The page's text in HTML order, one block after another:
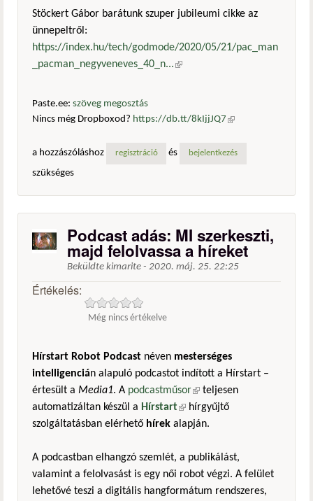
Stöckert Gábor barátunk szuper jubileumi cikke az
ünnepeltről:
https://index.hu/tech/godmode/2020/05/21/pac_man
_pacman_negyveneves_40_n...(külső hivatkozás)
Paste.ee: szöveg megosztás
Nincs még Dropboxod? https://db.tt/8kIjjJQ7 (külső
a hozzászóláshoz
regisztráció és bejelentkezés
szükséges
Podcast adás: MI szerkeszti,
majd felolvassa a híreket
Beküldte kimarite - 2020. máj. 25. 22:25
Értékelés:
Még nincs értékelve
Hírstart Robot Podcast néven mesterséges
intelligencián alapuló podcastot indított a Hírstart –
értesült a Media1. A podcastműsor(külső hivatkozás)
teljesen
automatizáltan készül a Hírstart(külső hivatkozás)
hírgyűjtő
szolgáltatásban elérhető hírek alapján.
A podcastban elhangzó szemlét, a publikálást,
valamint a felolvasást is egy női robot végzi. A felület
lehetővé teszi a digitális hangformátum rendszeres,